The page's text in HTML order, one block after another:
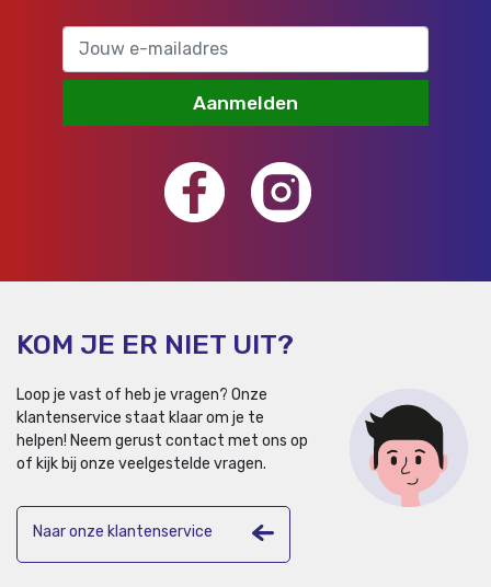
Aanmelden
KOM JE ER NIET UIT?
Loop je vast of heb je vragen? Onze
klantenservice staat klaar om je te
helpen! Neem gerust contact met ons op
of kijk bij onze veelgestelde vragen.
Naar onze klantenservice